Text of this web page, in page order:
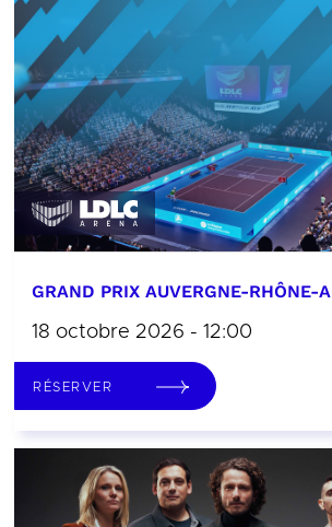
GRAND PRIX AUVERGNE-RHÔNE-
18 octobre 2026 - 12:00
RÉSERVER